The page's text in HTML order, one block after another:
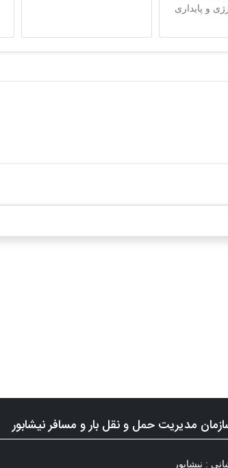
و پایداری
مدیریت حمل و نقل بار و مسافر نیشابور
: نیشابور